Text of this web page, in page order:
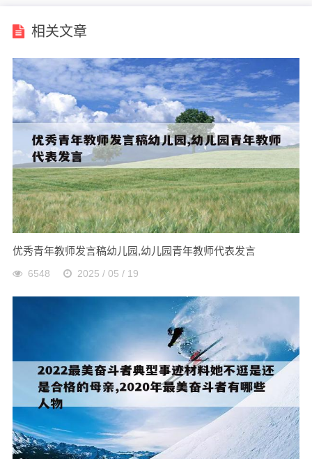
相关文章
优秀青年教师发言稿幼儿园,幼儿园青年教师代表发言
6548 2025 / 05 / 19